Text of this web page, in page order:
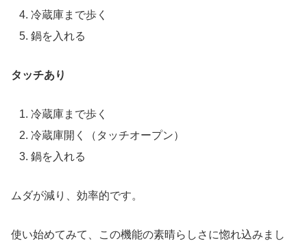
冷蔵庫まで歩く
鍋を入れる
タッチあり
冷蔵庫まで歩く
冷蔵庫開く（タッチオープン）
鍋を入れる
ムダが減り、効率的です。
使い始めてみて、この機能の素晴らしさに惚れ込みまし